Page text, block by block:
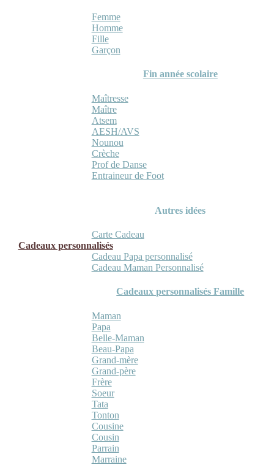
Femme
Homme
Fille
Garçon
Fin année scolaire
Maîtresse
Maître
Atsem
AESH/AVS
Nounou
Crèche
Prof de Danse
Entraineur de Foot
Autres idées
Carte Cadeau
Cadeaux personnalisés
Cadeau Papa personnalisé
Cadeau Maman Personnalisé
Cadeaux personnalisés Famille
Maman
Papa
Belle-Maman
Beau-Papa
Grand-mère
Grand-père
Frère
Soeur
Tata
Tonton
Cousine
Cousin
Parrain
Marraine